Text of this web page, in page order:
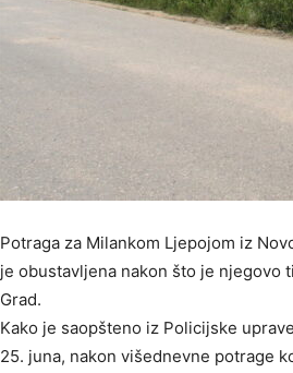
Potraga za Milankom Ljepojom iz
je obustavljena nakon što je njegovo
Grad.
Kako je saopšteno iz Policijske
25. juna, nakon višednevne potrage